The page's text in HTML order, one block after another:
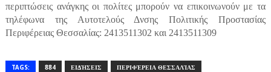
περιπτώσεις ανάγκης οι πολίτες μπορούν να επικοινωνούν με τα
τηλέφωνα της Αυτοτελούς Δνσης Πολιτικής Προστασίας
Περιφέρειας Θεσσαλίας: 2413511302 και 2413511309
TAGS: 884 ΕΙΔΉΣΕΙΣ ΠΕΡΙΦΈΡΕΙΑ ΘΕΣΣΑΛΊΑΣ